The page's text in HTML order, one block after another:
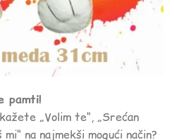
pamti!
„Volim te“, „Srećan
na najmekši mogući način?